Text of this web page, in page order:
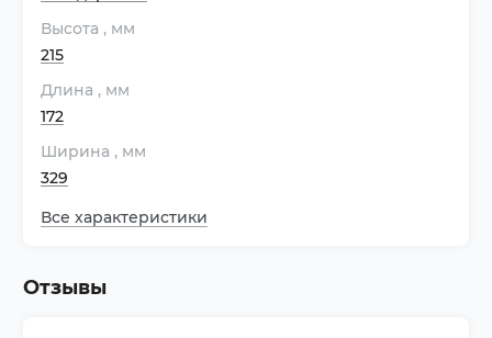
Высота , мм
215
Длина , мм
172
Ширина , мм
329
Все характеристики
Отзывы